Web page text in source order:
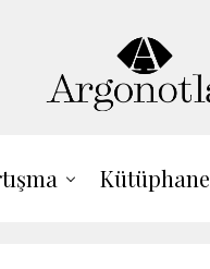
Kütüphane